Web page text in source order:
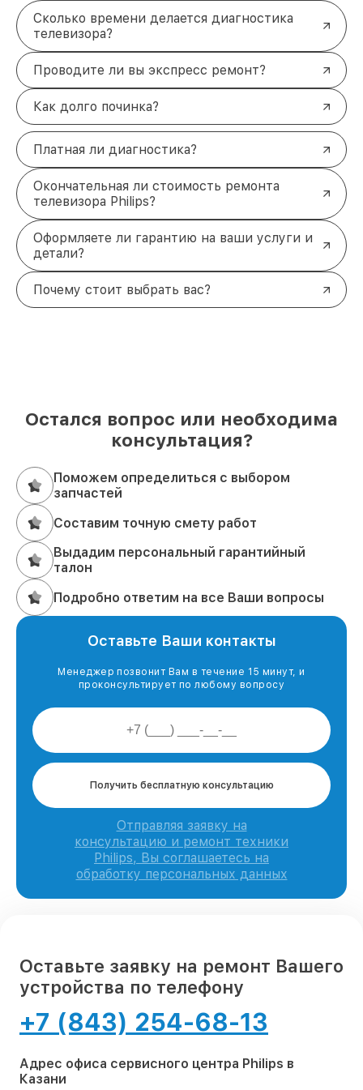
Сколько времени делается диагностика
телевизора?
Проводите ли вы экспресс ремонт?
Как долго починка?
Платная ли диагностика?
Окончательная ли стоимость ремонта
телевизора Philips?
Оформляете ли гарантию на ваши услуги и
детали?
Почему стоит выбрать вас?
Остался вопрос или необходима
консультация?
Поможем определиться с выбором
запчастей
Составим точную смету работ
Выдадим персональный гарантийный
талон
Подробно ответим на все Ваши вопросы
Оставьте Ваши контакты
Менеджер позвонит Вам в течение 15 минут, и
проконсультирует по любому вопросу
Получить бесплатную консультацию
Отправляя заявку на
консультацию и ремонт техники
Philips, Вы соглашаетесь на
обработку персональных данных
Оставьте заявку на ремонт Вашего
устройства по телефону
+7 (843) 254-68-13
Адрес офиса сервисного центра Philips в
Казани